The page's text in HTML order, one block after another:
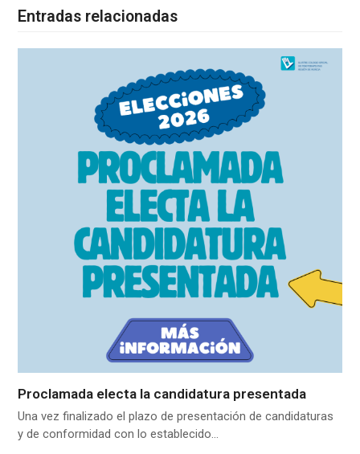
Entradas relacionadas
Proclamada electa la candidatura presentada
Una vez finalizado el plazo de presentación de candidaturas
y de conformidad con lo establecido…